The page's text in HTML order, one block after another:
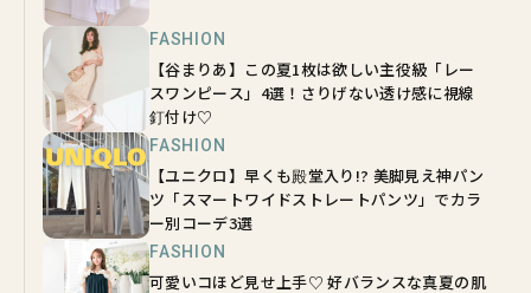
FASHION
【谷まりあ】この夏1枚は欲しい主役級「レー
スワンピース」4選！さりげない透け感に視線
釘付け♡
FASHION
【ユニクロ】早くも殿堂入り!? 美脚見え神パン
ツ「スマートワイドストレートパンツ」でカラ
ー別コーデ3選
FASHION
可愛いコほど見せ上手♡ 好バランスな真夏の肌